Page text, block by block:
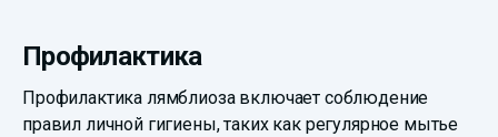
Профилактика
Профилактика лямблиоза включает соблюдение
правил личной гигиены, таких как регулярное мытье